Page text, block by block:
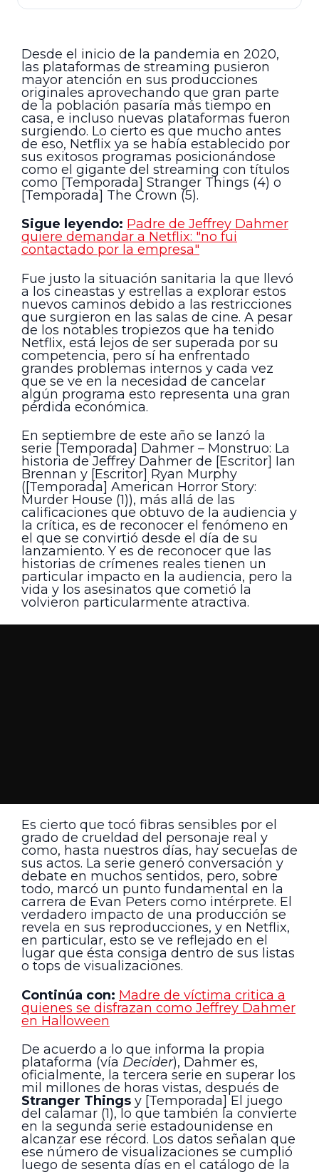
Desde el inicio de la pandemia en 2020,
las plataformas de streaming pusieron
mayor atención en sus producciones
originales aprovechando que gran parte
de la población pasaría más tiempo en
casa, e incluso nuevas plataformas fueron
surgiendo. Lo cierto es que mucho antes
de eso, Netflix ya se había establecido por
sus exitosos programas posicionándose
como el gigante del streaming con títulos
como [Temporada] Stranger Things (4) o
[Temporada] The Crown (5).
Sigue leyendo: Padre de Jeffrey Dahmer
quiere demandar a Netflix: "no fui
contactado por la empresa"
Fue justo la situación sanitaria la que llevó
a los cineastas y estrellas a explorar estos
nuevos caminos debido a las restricciones
que surgieron en las salas de cine. A pesar
de los notables tropiezos que ha tenido
Netflix, está lejos de ser superada por su
competencia, pero sí ha enfrentado
grandes problemas internos y cada vez
que se ve en la necesidad de cancelar
algún programa esto representa una gran
pérdida económica.
En septiembre de este año se lanzó la
serie [Temporada] Dahmer – Monstruo: La
historia de Jeffrey Dahmer de [Escritor] Ian
Brennan y [Escritor] Ryan Murphy
([Temporada] American Horror Story:
Murder House (1)), más allá de las
calificaciones que obtuvo de la audiencia y
la crítica, es de reconocer el fenómeno en
el que se convirtió desde el día de su
lanzamiento. Y es de reconocer que las
historias de crímenes reales tienen un
particular impacto en la audiencia, pero la
vida y los asesinatos que cometió la
volvieron particularmente atractiva.
Es cierto que tocó fibras sensibles por el
grado de crueldad del personaje real y
como, hasta nuestros días, hay secuelas de
sus actos. La serie generó conversación y
debate en muchos sentidos, pero, sobre
todo, marcó un punto fundamental en la
carrera de Evan Peters como intérprete. El
verdadero impacto de una producción se
revela en sus reproducciones, y en Netflix,
en particular, esto se ve reflejado en el
lugar que ésta consiga dentro de sus listas
o tops de visualizaciones.
Continúa con: Madre de víctima critica a
quienes se disfrazan como Jeffrey Dahmer
en Halloween
De acuerdo a lo que informa la propia
plataforma (vía Decider), Dahmer es,
oficialmente, la tercera serie en superar los
mil millones de horas vistas, después de
Stranger Things y [Temporada] El juego
del calamar (1), lo que también la convierte
en la segunda serie estadounidense en
alcanzar ese récord. Los datos señalan que
ese número de visualizaciones se cumplió
luego de sesenta días en el catálogo de la